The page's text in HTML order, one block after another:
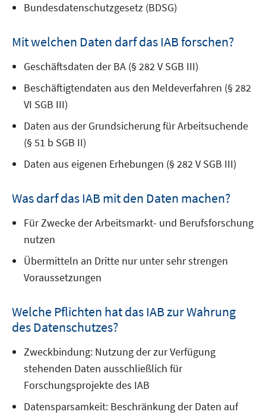
Bundesdatenschutzgesetz (BDSG)
Mit welchen Daten darf das IAB forschen?
Geschäftsdaten der BA (§ 282 V SGB III)
Beschäftigtendaten aus den Meldeverfahren (§ 282
VI SGB III)
Daten aus der Grundsicherung für Arbeitsuchende
(§ 51 b SGB II)
Daten aus eigenen Erhebungen (§ 282 V SGB III)
Was darf das IAB mit den Daten machen?
Für Zwecke der Arbeitsmarkt- und Berufsforschung
nutzen
Übermitteln an Dritte nur unter sehr strengen
Voraussetzungen
Welche Pflichten hat das IAB zur Wahrung
des Datenschutzes?
Zweckbindung: Nutzung der zur Verfügung
stehenden Daten ausschließlich für
Forschungsprojekte des IAB
Datensparsamkeit: Beschränkung der Daten auf